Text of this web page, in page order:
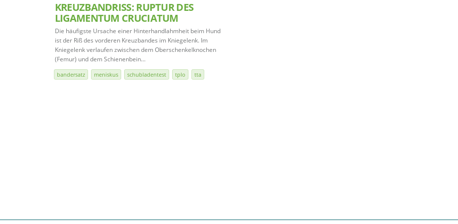
KREUZBANDRISS: RUPTUR DES
LIGAMENTUM CRUCIATUM
Die häufigste Ursache einer Hinterhandlahmheit beim Hund
ist der Riß des vorderen Kreuzbandes im Kniegelenk. Im
Kniegelenk verlaufen zwischen dem Oberschenkelknochen
(Femur) und dem Schienenbein…
bandersatz meniskus schubladentest tplo tta